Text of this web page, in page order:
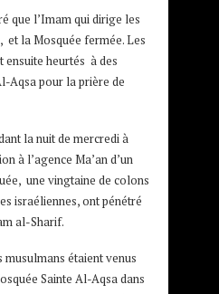
que l’Imam qui dirige les
et la Mosquée fermée. Les
ensuite heurtés à des
Aqsa pour la prière de
la nuit de mercredi à
à l’agence Ma’an d’un
une vingtaine de colons
israéliennes, ont pénétré
al-Sharif.
musulmans étaient venus
Sainte Al-Aqsa dans